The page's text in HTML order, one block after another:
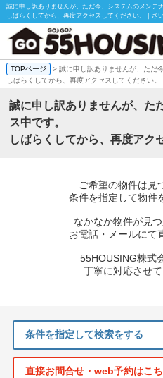
誠に申し訳ありませんが、ただ今、システムのメンテ
しばらくしてから、再度アクセスしてください。｜さいたま市・上尾市・周辺エ
TOPページ
> 誠に申し訳ありませんが、ただ
しばらくしてから、再度アクセスしてください。
誠に申し訳ありませんが、た
ス中です。
しばらくしてから、再度アク
ご希望の物件は見
条件を指定して物件
なかなか物件が見
お電話・メールにて
55HOUSING株式
丁寧に対応させ
条件を指定して検索をする
直接お問合せ・web予約はこ